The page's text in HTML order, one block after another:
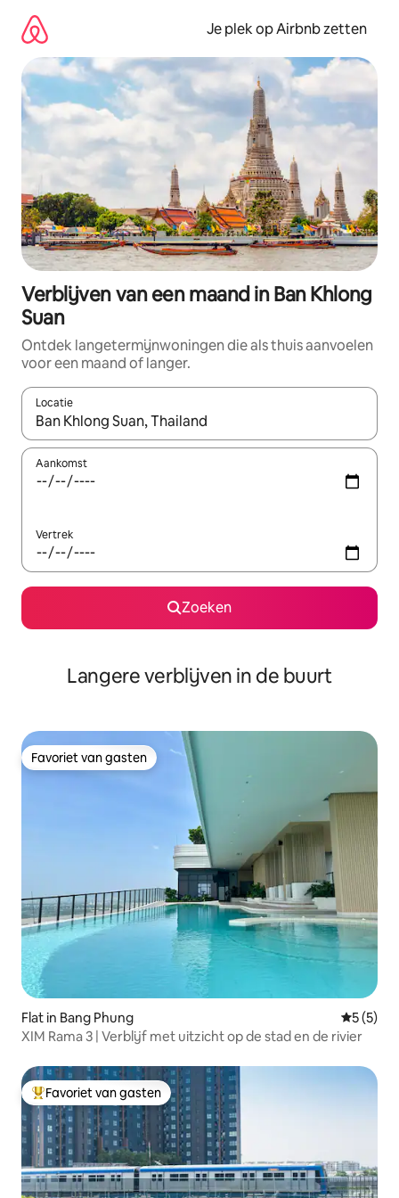
direct
naar
inhoud
Je plek op Airbnb zetten
Verblijven van een maand in Ban Khlong
Suan
Ontdek langetermijnwoningen die als thuis aanvoelen
voor een maand of langer.
Locatie
Wanneer er resultaten beschikbaar zijn, maak je een keuze
Aankomst
Vertrek
Zoeken
Langere verblijven in de buurt
Favoriet van gasten
Favoriet van gasten
Flat in Bang Phung
5 (5)
XIM Rama 3 | Verblijf met uitzicht op de stad en de rivier
Topfavoriet van gasten
Favoriet van gasten